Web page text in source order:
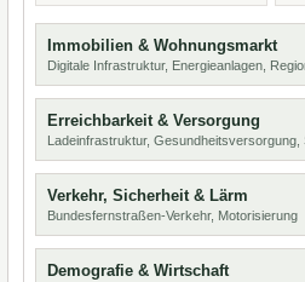
Immobilien & Wohnungsmarkt
Digitale Infrastruktur, Energieanlagen,
Erreichbarkeit & Versorgung
Ladeinfrastruktur, Gesundheitsversorgung,
Verkehr, Sicherheit & Lärm
Bundesfernstraßen-Verkehr, Motorisierung
Demografie & Wirtschaft